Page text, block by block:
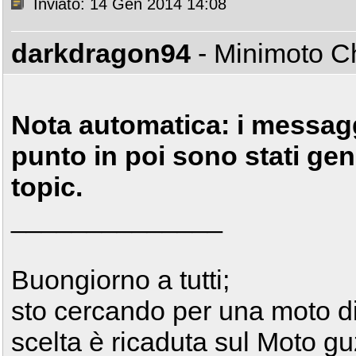
Inviato: 14 Gen 2014 14:08
darkdragon94 - Minimoto
Nota automatica: i
punto in poi sono stati
topic.
Buongiorno a tutti;
sto cercando per una moto
scelta è ricaduta sul Moto